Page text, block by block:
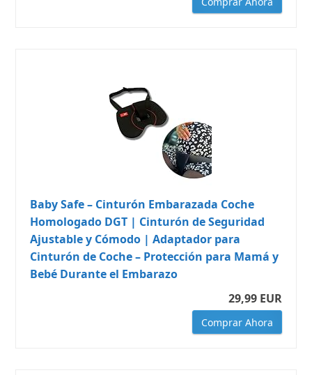
Baby Safe – Cinturón Embarazada Coche
Homologado DGT | Cinturón de Seguridad
Ajustable y Cómodo | Adaptador para
Cinturón de Coche – Protección para Mamá y
Bebé Durante el Embarazo
29,99 EUR
Comprar Ahora